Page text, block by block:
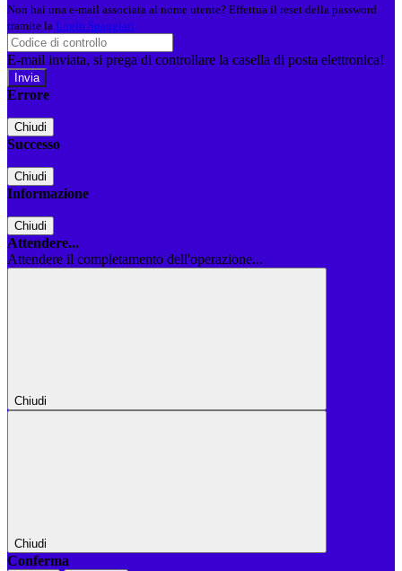
Non hai una e-mail associata al nome utente? Effettua il reset della password
tramite la Login Spaggiari
E-mail inviata, si prega di controllare la casella di posta elettronica!
Errore
Chiudi
Successo
Chiudi
Informazione
Chiudi
Attendere...
Attendere il completamento dell'operazione...
Chiudi
Chiudi
Conferma